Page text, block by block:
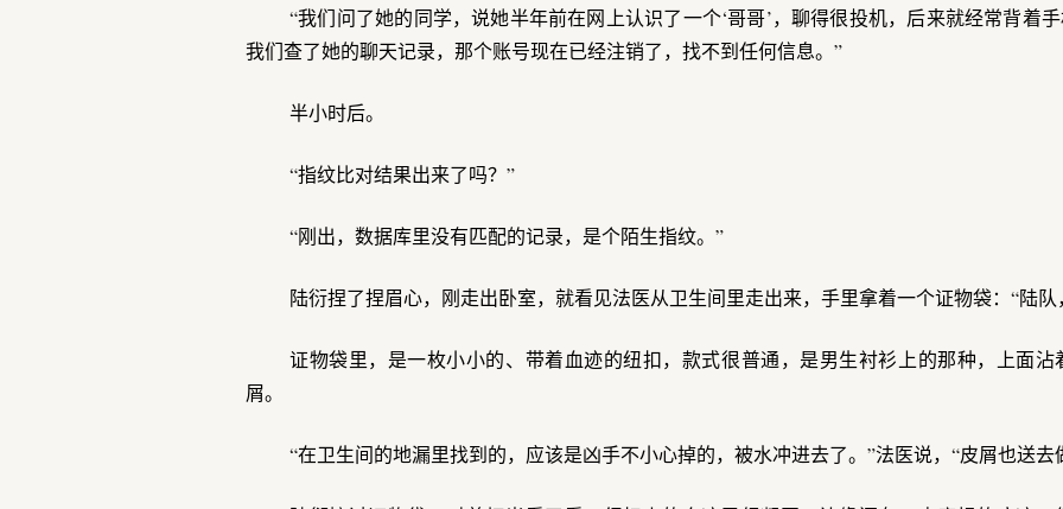
“我们问了她的同学，说她半年前在网上认识了一个‘哥哥’，聊得很投机，后来就经常背着
我们查了她的聊天记录，那个账号现在已经注销了，找不到任何信息。”
半小时后。
“指纹比对结果出来了吗？”
“刚出，数据库里没有匹配的记录，是个陌生指纹。”
陆衍捏了捏眉心，刚走出卧室，就看见法医从卫生间里走出来，手里拿着一个证物袋：“陆队
证物袋里，是一枚小小的、带着血迹的纽扣，款式很普通，是男生衬衫上的那种，上面
屑。
“在卫生间的地漏里找到的，应该是凶手不小心掉的，被水冲进去了。”法医说，“皮屑也送